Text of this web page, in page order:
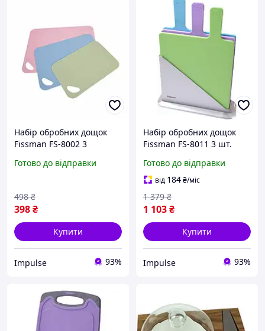
Набір обробних дощок
Fissman FS-8002 3
Готово до відправки
398₴
498 ₴
Купити
Impulse 93%
Набір обробних дощок
Fissman FS-8011 3 шт.
Готово до відправки
від 184₴/міс
1 103₴
1 379 ₴
Купити
Impulse 93%